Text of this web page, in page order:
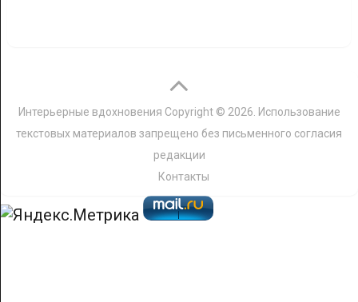
Интерьерные вдохновения Copyright © 2026. Использование
текстовых материалов запрещено без письменного согласия
редакции
Контакты